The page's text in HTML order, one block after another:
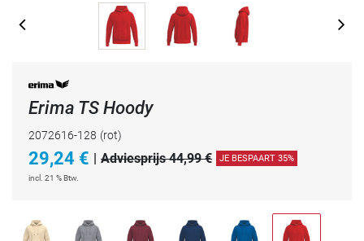
Erima TS Hoody
2072616-128 (rot)
29,24 € | Adviesprijs 44,99 € JE BESPAART 35%
incl. 21 % Btw.